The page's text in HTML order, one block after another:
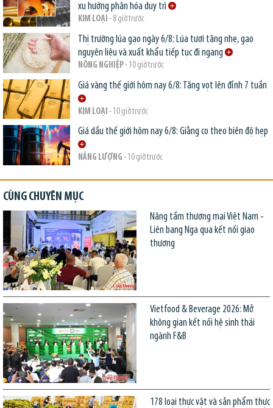
xu hướng phân hóa duy trì
KIM LOẠI - 8 giờ trước
Thị trường lúa gạo ngày 6/8: Lúa tươi tăng nhẹ, gạo
nguyên liệu và xuất khẩu tiếp tục đi ngang
NÔNG NGHIỆP- 10 giờ trước
Giá vàng thế giới hôm nay 6/8: Tăng vọt lên đỉnh 7 tuần
KIM LOẠI - 10 giờ trước
Giá dầu thế giới hôm nay 6/8: Giằng co theo biên độ hẹp
NĂNG LƯỢNG - 10 giờ trước
CÙNG CHUYÊN MỤC
Nâng tầm thương mại Việt Nam -
Liên bang Nga qua kết nối giao
thương
Vietfood & Beverage 2026: Mở
không gian kết nối hệ sinh thái
ngành F&B
178 loại thực vật và sản phẩm thực